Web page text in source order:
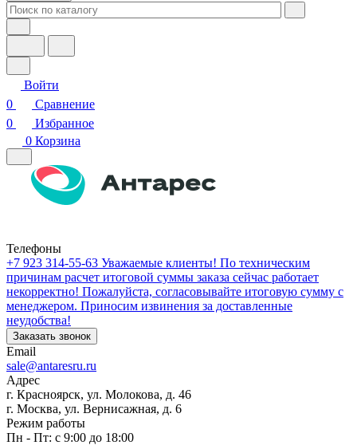
Войти
0
Сравнение
0
Избранное
0 Корзина
Телефоны
+7 923 314-55-63 Уважаемые клиенты! По техническим
причинам расчет итоговой суммы заказа сейчас работает
некорректно! Пожалуйста, согласовывайте итоговую сумму с
менеджером. Приносим извинения за доставленные
неудобства!
Заказать звонок
Email
sale@antaresru.ru
Адрес
г. Красноярск, ул. Молокова, д. 46
г. Москва, ул. Вернисажная, д. 6
Режим работы
Пн - Пт: с 9:00 до 18:00